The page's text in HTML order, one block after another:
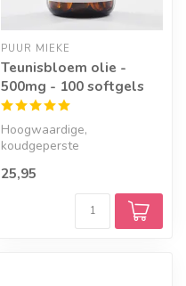
PUUR MIEKE
Teunisbloem olie -
500mg - 100 softgels
Hoogwaardige,
koudgeperste
essentiële vetzuren,
25,95